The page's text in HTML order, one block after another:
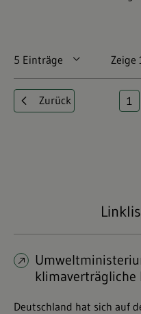
5 Einträge Pro Seite Zeige
Zurück 1
klimaverträgliche
Deutschland hat sich auf